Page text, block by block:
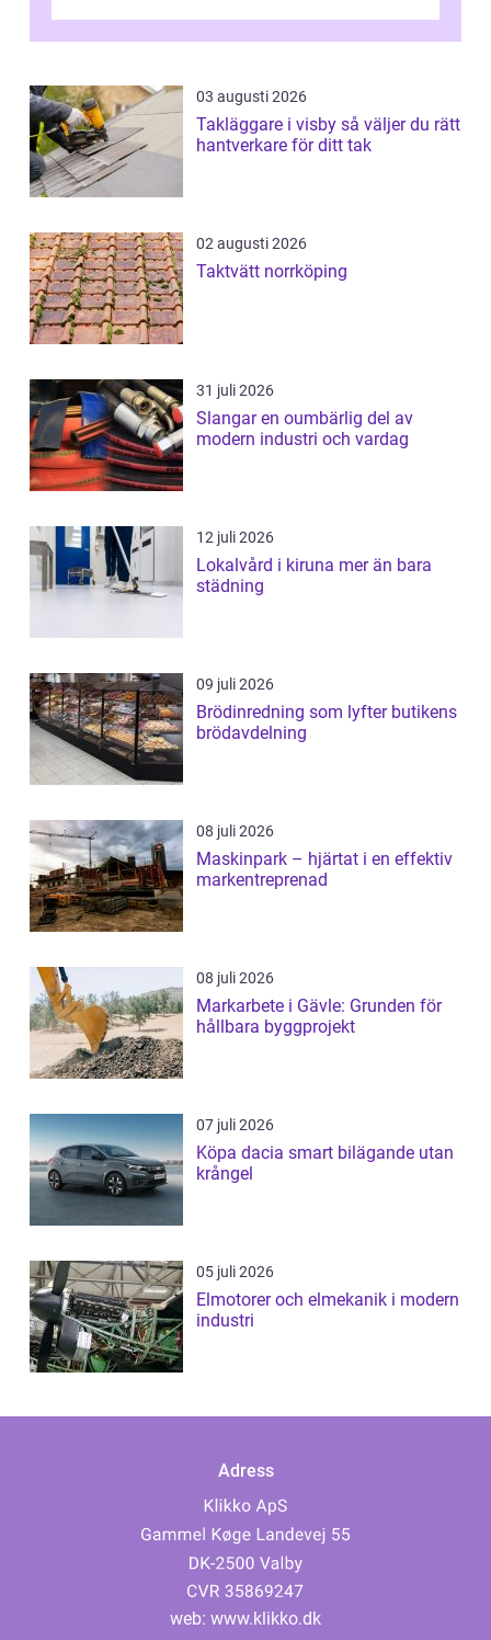
03 augusti 2026
Takläggare i visby så väljer du rätt
hantverkare för ditt tak
02 augusti 2026
Taktvätt norrköping
31 juli 2026
Slangar en oumbärlig del av
modern industri och vardag
12 juli 2026
Lokalvård i kiruna mer än bara
städning
09 juli 2026
Brödinredning som lyfter butikens
brödavdelning
08 juli 2026
Maskinpark – hjärtat i en effektiv
markentreprenad
08 juli 2026
Markarbete i Gävle: Grunden för
hållbara byggprojekt
07 juli 2026
Köpa dacia smart bilägande utan
krångel
05 juli 2026
Elmotorer och elmekanik i modern
industri
Adress
web: www.klikko.dk